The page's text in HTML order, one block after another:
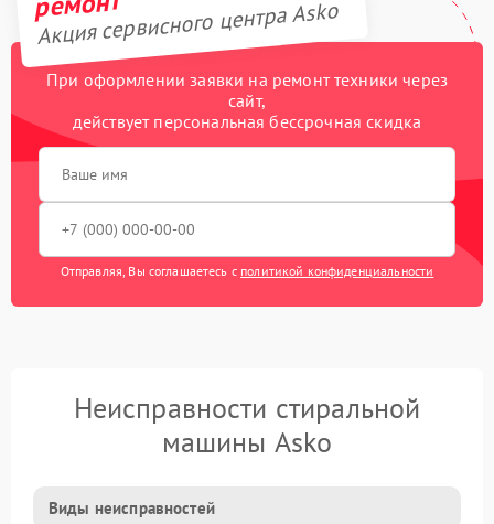
Акция сервисного центра Asko
При оформлении заявки на ремонт техники через
сайт,
действует персональная бессрочная скидка
Отправляя, Вы соглашаетесь с политикой конфиденциальности
Неисправности стиральной
машины Asko
Виды неисправностей